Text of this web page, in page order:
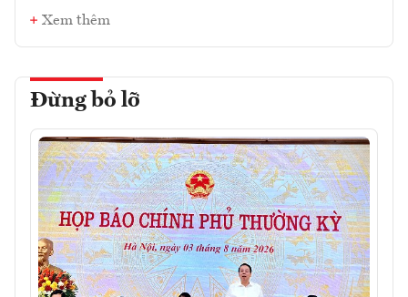
Xem thêm
Đừng bỏ lỡ